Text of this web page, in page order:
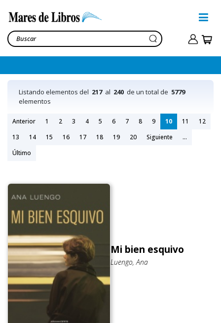
Listando elementos del 217al 240 de un total de 5779
elementos
Anterior 1 2 3 4 5 6 7 8 9 10 11
12
13
14 15 16 17 18 19 20 Siguiente
...
Último
Mi bien esquivo
Luengo, Ana